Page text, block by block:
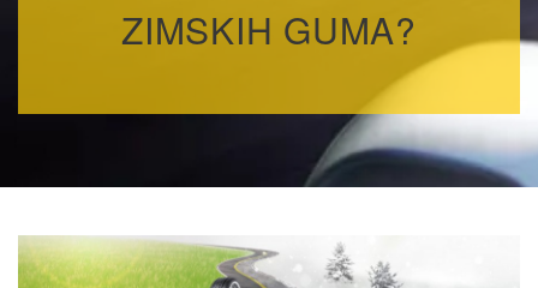
ZIMSKIH GUMA?